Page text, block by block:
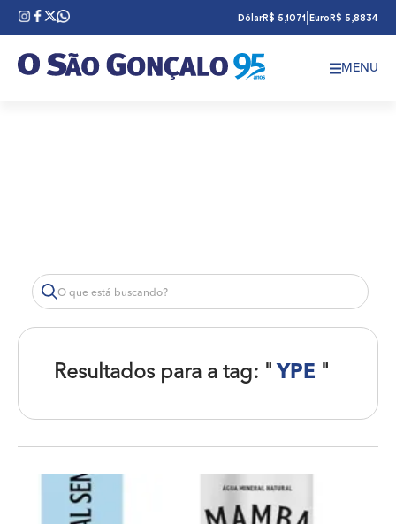
DólarR$ 5,1071 Euro R$ 5,8834
MENU
Resultados para a tag: " YPE "